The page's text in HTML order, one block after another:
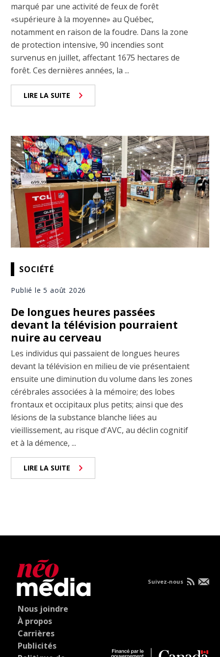
marqué par une activité de feux de forêt
«supérieure à la moyenne» au Québec,
notamment en raison de la foudre. Dans la zone
de protection intensive, 90 incendies sont
survenus en juillet, affectant 1675 hectares de
forêt. Ces dernières années, la ...
LIRE LA SUITE
SOCIÉTÉ
Publié le 5 août 2026
De longues heures passées
devant la télévision pourraient
nuire au cerveau
Les individus qui passaient de longues heures
devant la télévision en milieu de vie présentaient
ensuite une diminution du volume dans les zones
cérébrales associées à la mémoire; des lobes
frontaux et occipitaux plus petits; ainsi que des
lésions de la substance blanche liées au
vieillissement, au risque d'AVC, au déclin cognitif
et à la démence, ...
LIRE LA SUITE
Nous joindre
À propos
Carrières
Publicités
Suivez-nous